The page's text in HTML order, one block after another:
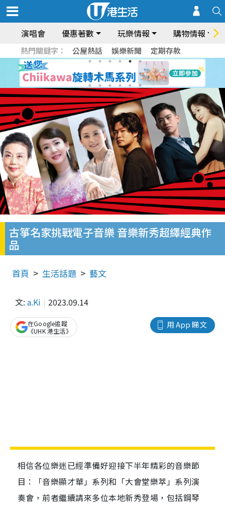
演唱會 優惠著數 玩樂情報 購物情報
熱門關鍵字： 公屋熱話 娛樂新聞 定期存款
古箏名家挑戰電子音樂 音樂新秀超繹經典作
品
首頁 生活話題 藝文
文: a.Ki 2023.09.14
用 App 睇文
在Google追蹤
《UHK 港生活》
相信各位樂迷已經準備好迎接下半年精彩的音樂節
目：「音樂顯才華」系列和「大會堂樂萃」系列演
奏會，前者繼續請來多位本地新秀登場，包括鋼琴